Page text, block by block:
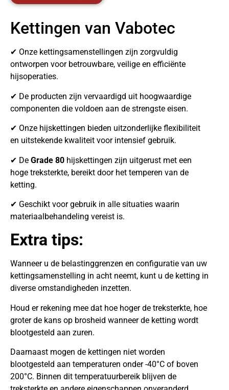
Kettingen van Vabotec
✔ Onze kettingsamenstellingen zijn zorgvuldig
ontworpen voor betrouwbare, veilige en efficiënte
hijsoperaties.
✔ De producten zijn vervaardigd uit hoogwaardige
componenten die voldoen aan de strengste eisen.
✔ Onze hijskettingen bieden uitzonderlijke flexibiliteit
en uitstekende kwaliteit voor intensief gebruik.
✔ De Grade 80 hijskettingen zijn uitgerust met een
hoge treksterkte, bereikt door het temperen van de
ketting.
✔ Geschikt voor gebruik in alle situaties waarin
materiaalbehandeling vereist is.
Extra tips:
Wanneer u de belastinggrenzen en configuratie van uw
kettingsamenstelling in acht neemt, kunt u de ketting in
diverse omstandigheden inzetten.
Houd er rekening mee dat hoe hoger de treksterkte, hoe
groter de kans op brosheid wanneer de ketting wordt
blootgesteld aan zuren.
Daarnaast mogen de kettingen niet worden
blootgesteld aan temperaturen onder -40°C of boven
200°C. Binnen dit temperatuurbereik blijven de